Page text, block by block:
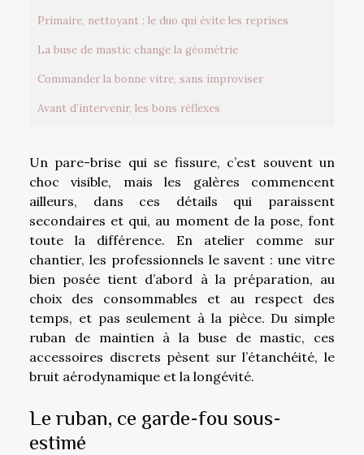
Primaire, nettoyant : le duo qui évite les reprises
La buse de mastic change la géométrie
Commander la bonne vitre, sans improviser
Avant d’intervenir, les bons réflexes
Un pare-brise qui se fissure, c’est souvent un
choc visible, mais les galères commencent
ailleurs, dans ces détails qui paraissent
secondaires et qui, au moment de la pose, font
toute la différence. En atelier comme sur
chantier, les professionnels le savent : une vitre
bien posée tient d’abord à la préparation, au
choix des consommables et au respect des
temps, et pas seulement à la pièce. Du simple
ruban de maintien à la buse de mastic, ces
accessoires discrets pèsent sur l’étanchéité, le
bruit aérodynamique et la longévité.
Le ruban, ce garde-fou sous-
estimé